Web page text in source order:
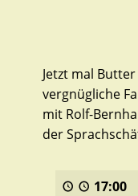
Jetzt mal
vergnügliche
mit Rolf-
der
17:00